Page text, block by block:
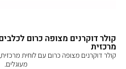
קולר דוקרנים מצופה כרום
מרכזית
קולר דוקרנים מצופה כרום עם לוחית
מעוגלים.